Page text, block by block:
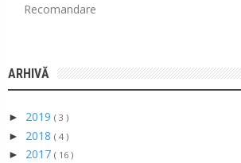
Recomandare
ARHIVĂ
► 2019 ( 3 )
► 2018 ( 4 )
► 2017 ( 16 )